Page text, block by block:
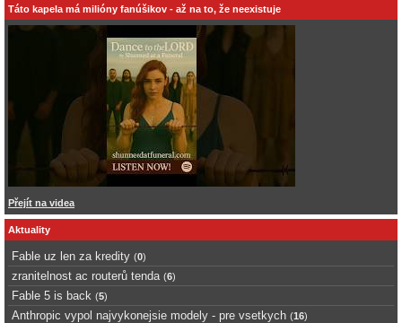
Táto kapela má milióny fanúšikov - až na to, že neexistuje
Přejít na videa
Aktuality
Fable uz len za kredity (0)
zranitelnost ac routerů tenda (6)
Fable 5 is back (5)
Anthropic vypol najvykonejsie modely - pre vsetkych (16)